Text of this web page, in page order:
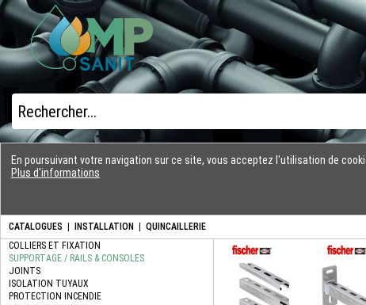
CATALOGUES INSTALLATION QUINCAILLERIE
En poursuivant votre navigation sur ce site, vous acceptez l'utilisation de
Plus d'informations